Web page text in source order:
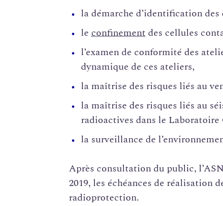
la démarche d’identification
le confinement des cellules
l’examen de conformité des
dynamique de ces ateliers,
la maîtrise des risques liés au
la maîtrise des risques liés au
radioactives dans le
la surveillance de
Après consultation du public,
2019, les échéances de réalisation
radioprotection.